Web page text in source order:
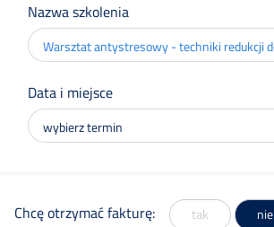
Szkolenia
Online
Szkolenia
Doradztwo
Nazwa szkolenia
Data i miejsce
Chcę otrzymać fakturę: tak nie